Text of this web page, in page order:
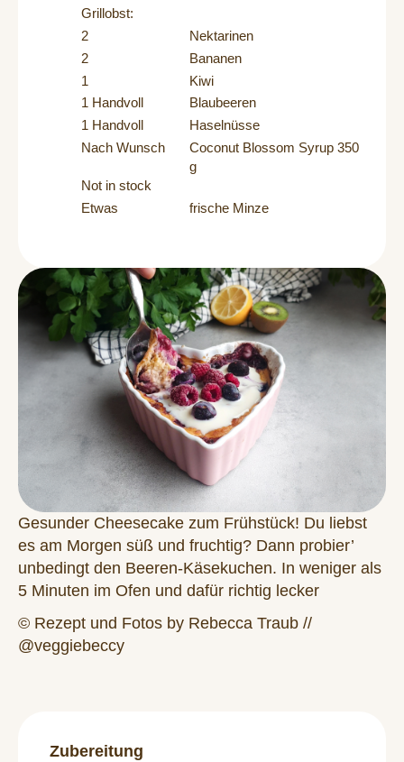
Grillobst:
2
Nektarinen
2
Bananen
1
Kiwi
1 Handvoll
Blaubeeren
1 Handvoll
Haselnüsse
Nach Wunsch
Coconut Blossom Syrup 350
g
Not in stock
Etwas
frische Minze
Gesunder Cheesecake zum Frühstück! Du liebst
es am Morgen süß und fruchtig? Dann probier’
unbedingt den Beeren-Käsekuchen. In weniger als
5 Minuten im Ofen und dafür richtig lecker
© Rezept und Fotos by Rebecca Traub //
@‌veggiebeccy
Zubereitung